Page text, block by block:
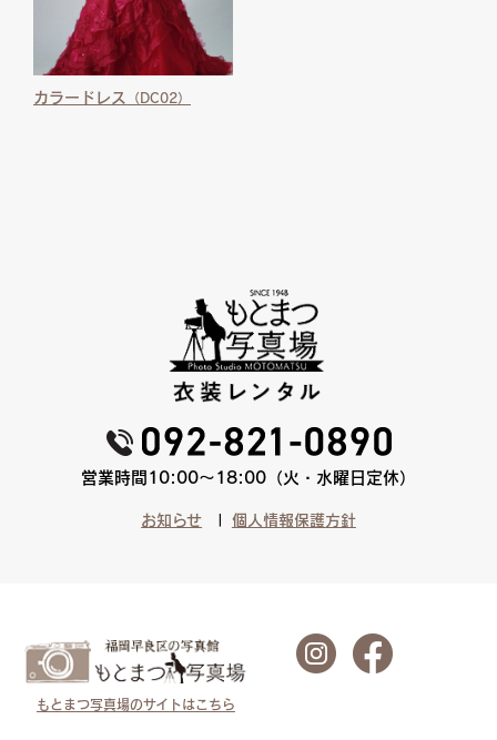
カラードレス （DC02）
営業時間10:00〜18:00（火・水曜日定休）
お知らせ 個人情報保護方針
もとまつ写真場のサイトはこちら